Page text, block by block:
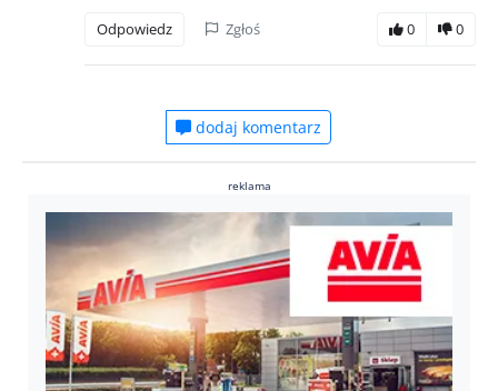
Odpowiedz Zgłoś 0 0
dodaj komentarz
reklama